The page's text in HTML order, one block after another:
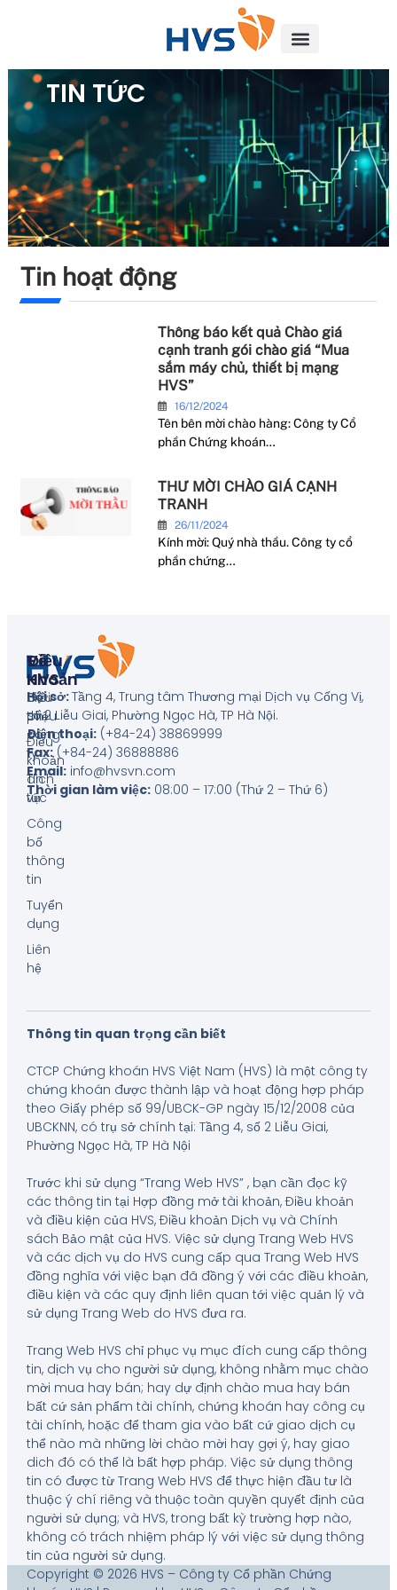
TIN TỨC
Tin hoạt động
Thông báo kết quả Chào giá
cạnh tranh gói chào giá “Mua
sắm máy chủ, thiết bị mạng
HVS”
16/12/2024
Tên bên mời chào hàng: Công ty Cổ
phần Chứng khoán…
THƯ MỜI CHÀO GIÁ CẠNH
TRANH
26/11/2024
Kính mời: Quý nhà thầu. Công ty cổ
phần chứng…
Hội sở:Tầng 4, Trung tâm Thương mại Dịch vụ Cống Vị,
số 2 Liễu Giai, Phường Ngọc Hà, TP Hà Nội.
Điện thoại:(+84-24) 38869999
Fax:(+84-24) 36888886
Email:info@hvsvn.com
Thời gian làm việc:08:00 – 17:00 (Thứ 2 – Thứ 6)
Về
HVS
Giới
thiệu
công
ty
Tin
tức
Công
bố
thông
tin
Tuyển
dụng
Liên
hệ
Điều
Khoản
Biểu
phí
Điều
khoản
dịch
vụ
Thông tin quan trọng cần biết
CTCP Chứng khoán HVS Việt Nam (HVS) là một công ty
chứng khoán được thành lập và hoạt động hợp pháp
theo Giấy phép số 99/UBCK-GP ngày 15/12/2008 của
UBCKNN, có trụ sở chính tại: Tầng 4, số 2 Liễu Giai,
Phường Ngọc Hà, TP Hà Nội
Trước khi sử dụng “Trang Web HVS” , bạn cần đọc kỹ
các thông tin tại Hợp đồng mở tài khoản, Điều khoản
và điều kiện của HVS, Điều khoản Dịch vụ và Chính
sách Bảo mật của HVS. Việc sử dụng Trang Web HVS
và các dịch vụ do HVS cung cấp qua Trang Web HVS
đồng nghĩa với việc bạn đã đồng ý với các điều khoản,
điều kiện và các quy định liên quan tới việc quản lý và
sử dụng Trang Web do HVS đưa ra.
Trang Web HVS chỉ phục vụ mục đích cung cấp thông
tin, dịch vụ cho người sử dụng, không nhằm mục chào
mời mua hay bán; hay dự định chào mua hay bán
bất cứ sản phẩm tài chính, chứng khoán hay công cụ
tài chính, hoặc để tham gia vào bất cứ giao dịch cụ
thể nào mà những lời chào mời hay gợi ý, hay giao
dich đó có thể là bất hợp pháp. Việc sử dụng thông
tin có được từ Trang Web HVS để thực hiện đầu tư là
thuộc ý chí riêng và thuộc toàn quyền quyết định của
người sử dụng; và HVS, trong bất kỳ trường hợp nào,
không có trách nhiệm pháp lý với việc sử dụng thông
tin của người sử dụng.
Copyright © 2026 HVS – Công ty Cổ phần Chứng